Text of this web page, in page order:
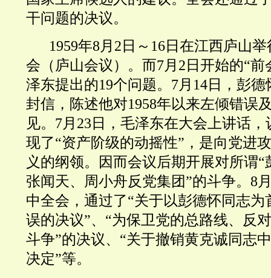
干问题的决议。
1959年8月2日～16日在江西庐山
会（庐山会议）。而7月2日开始的“前
泽东提出的19个问题。7月14日，彭
封信，陈述他对1958年以来左倾错误
见。7月23日，毛泽东在大会上讲话
现了“资产阶级的动摇性”，是向党进
义的纲领。因而会议后期开展对所谓
张闻天、周小舟反党集团”的斗争。8
中全会，通过了“关于以彭德怀同志
误的决议”、“为保卫党的总路线、反
斗争”的决议、“关于撤销黄克诚同志
决定”等。